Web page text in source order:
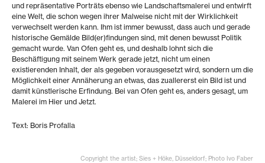
und repräsentative Porträts ebenso wie Landschaftsmalerei und entwirft
eine Welt, die schon wegen ihrer Malweise nicht mit der Wirklichkeit
verwechselt werden kann. Ihm ist immer bewusst, dass auch und gerade
historische Gemälde Bild(er)findungen sind, mit denen bewusst Politik
gemacht wurde. Van Ofen geht es, und deshalb lohnt sich die
Beschäftigung mit seinem Werk gerade jetzt, nicht um einen
existierenden Inhalt, der als gegeben vorausgesetzt wird, sondern um die
Möglichkeit einer Annäherung an etwas, das zuallererst ein Bild ist und
damit künstlerische Erfindung. Bei van Ofen geht es, anders gesagt, um
Malerei im Hier und Jetzt.
Text: Boris Profalla
Copyright the artist; Sies + Höke, Düsseldorf; Photo Ivo Faber